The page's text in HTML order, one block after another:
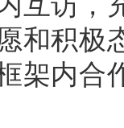
和积极
架内合